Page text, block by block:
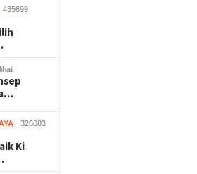
435699
326083
Ki